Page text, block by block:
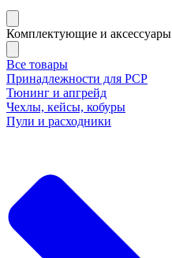
Комплектующие и аксессуары
Все товары
Принадлежности для РСР
Тюнинг и апгрейд
Чехлы, кейсы, кобуры
Пули и расходники